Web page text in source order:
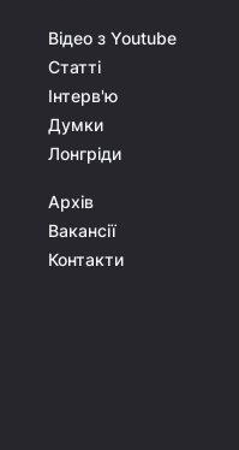
Відео з Youtube
Статті
Інтерв'ю
Думки
Лонгріди
Архів
Вакансії
Контакти